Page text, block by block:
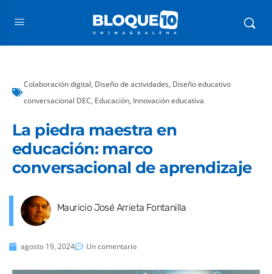
Colaboración digital, Diseño de actividades, Diseño educativo
conversacional DEC, Educación, Innovación educativa
La piedra maestra en
educación: marco
conversacional de aprendizaje
Mauricio José Arrieta Fontanilla
agosto 19, 2024 Un comentario